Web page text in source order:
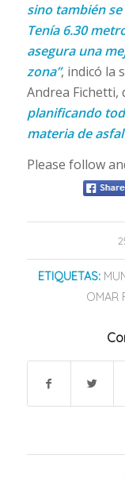
sino también
Tenía 6.30
asegura una
zona”, indicó la
Andrea Fichetti,
planificando
materia de
Please follow
ETIQUETAS:
OMAR